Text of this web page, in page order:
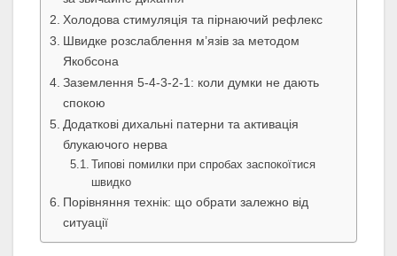
Холодова стимуляція та пірнаючий рефлекс
Швидке розслаблення м’язів за методом
Якобсона
Заземлення 5-4-3-2-1: коли думки не дають
спокою
Додаткові дихальні патерни та активація
блукаючого нерва
Типові помилки при спробах заспокоїтися
швидко
Порівняння технік: що обрати залежно від
ситуації